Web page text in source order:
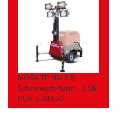
MOSA TF NM 5.5 ,
Scheinwerferturm - 1 Stk
NUR 5.890,50